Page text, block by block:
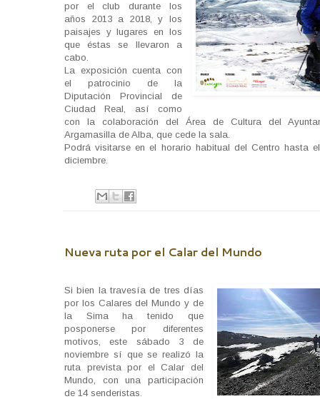
por el club durante los
años 2013 a 2018, y los
paisajes y lugares en los
que éstas se llevaron a
cabo.
La exposición cuenta con
el patrocinio de la
Diputación Provincial de
Ciudad Real, así como
con la colaboración del Área de Cultura del
Argamasilla de Alba, que cede la sala.
Podrá visitarse en el horario habitual del Centro hasta
diciembre.
Nueva ruta por el Calar del Mundo
Si bien la travesía de tres días
por los Calares del Mundo y de
la Sima ha tenido que
posponerse por diferentes
motivos, este sábado 3 de
noviembre sí que se realizó la
ruta prevista por el Calar del
Mundo, con una participación
de 14 senderistas.